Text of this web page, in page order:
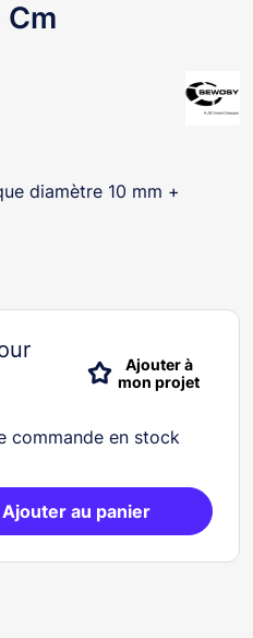
diamètre 10 mm +
Ajouter à
mon projet
commande en stock
Ajouter au panier